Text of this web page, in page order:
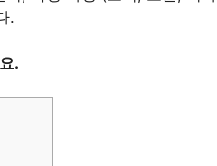
.
.